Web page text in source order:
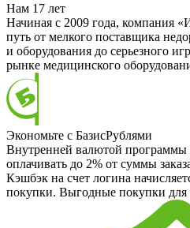
Нам 17 лет
Начиная с 2009 года, компания
путь от мелкого поставщика
и оборудования до серьезного
рынке медицинского
Экономьте с БазисРублями
Внутренней валютой программы
оплачивать до 2% от суммы
Кэшбэк на счет логина
покупки. Выгодные покупки для